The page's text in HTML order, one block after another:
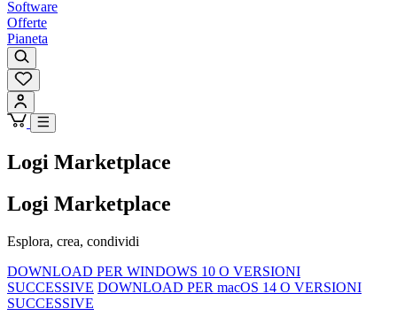
Software
Offerte
Pianeta
Logi Marketplace
Logi Marketplace
Esplora, crea, condividi
DOWNLOAD PER WINDOWS 10 O VERSIONI
SUCCESSIVE DOWNLOAD PER macOS 14 O VERSIONI
SUCCESSIVE